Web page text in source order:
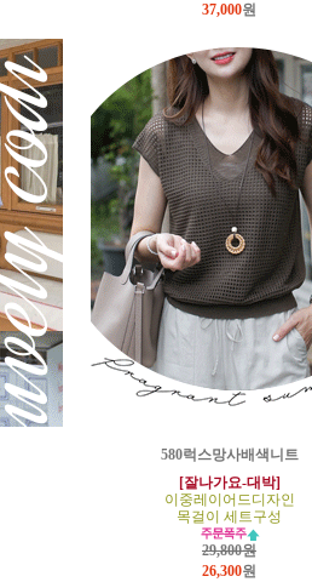
37,000원
580럭스망사배색니트
[잘나가요-대박]
이중레이어드디자인
목걸이 세트구성
29,800원
26,300원